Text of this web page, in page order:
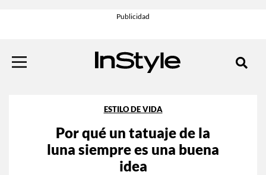
ESTILO DE VIDA
Por qué un tatuaje de la
luna siempre es una buena
idea